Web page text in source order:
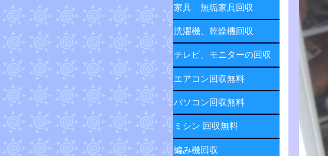
家具 無垢家具回収
洗濯機、乾燥機回収
テレビ、モニターの回収
エアコン回収無料
パソコン回収無料
ミシン 回収無料
編み機回収